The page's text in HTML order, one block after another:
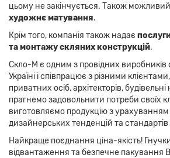
цьому не закінчується. Також можливий
художнє матування.
Крім того, компанія також надає
та монтажу скляних конструкцій.
Скло-М є одним з провідних виробників
Україні і співпрацює з різними
приватних осіб, архітекторів,
прагнемо задовольнити потреби своїх
виготовляємо продукцію з
дизайнерських тенденцій та стандартів
Найкраще поєднання ціна-якість!
відвантаження та безпечне пакування